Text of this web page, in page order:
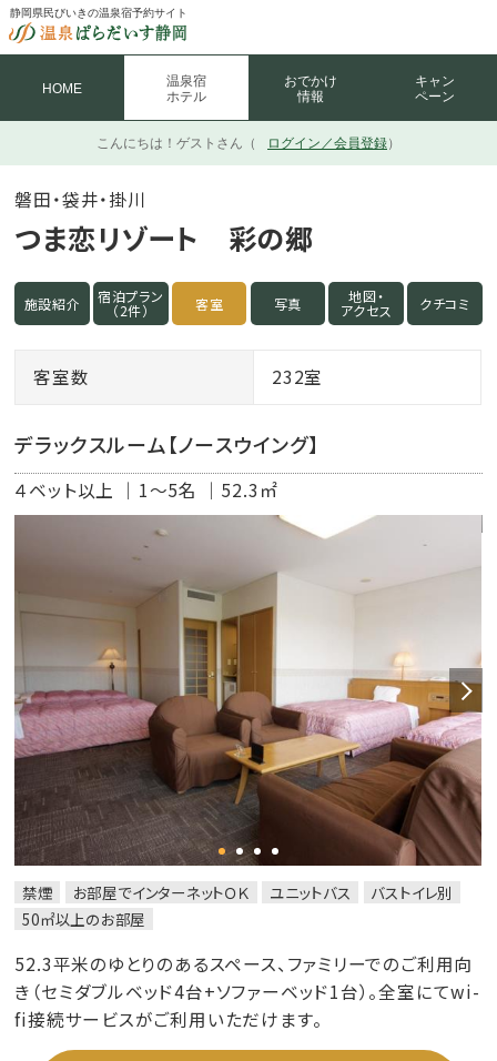
静岡県民びいきの温泉宿予約サイト
HOME
温泉宿
ホテル
おでかけ
情報
キャン
ペーン
こんにちは！ ゲストさん（ ログイン／会員登録）
磐田・袋井・掛川
つま恋リゾート 彩の郷
施設紹介 宿泊プラン
（2件） 客室 写真 地図・
アクセス クチコミ
客室数 232室
デラックスルーム【ノースウイング】
４ベット以上 1～5名 52.3㎡
禁煙 お部屋でインターネットＯＫ ユニットバス
バストイレ別
50㎡以上のお部屋
52.3平米のゆとりのあるスペース、ファミリーでのご利用向
き（セミダブルベッド4台+ソファーベッド1台）。全室にてwi-
fi接続サービスがご利用いただけます。